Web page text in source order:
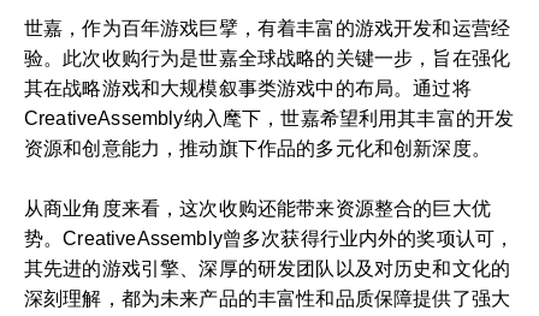
世嘉，作为百年游戏巨擘，有着丰富的游戏开发和运营经
验。此次收购行为是世嘉全球战略的关键一步，旨在强化
其在战略游戏和大规模叙事类游戏中的布局。通过将
CreativeAssembly纳入麾下，世嘉希望利用其丰富的开发
资源和创意能力，推动旗下作品的多元化和创新深度。
从商业角度来看，这次收购还能带来资源整合的巨大优
势。CreativeAssembly曾多次获得行业内外的奖项认可，
其先进的游戏引擎、深厚的研发团队以及对历史和文化的
深刻理解，都为未来产品的丰富性和品质保障提供了强大